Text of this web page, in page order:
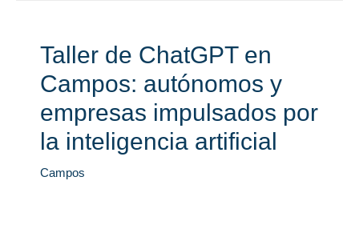
Taller de ChatGPT en
Campos: autónomos y
empresas impulsados por
la inteligencia artificial
Campos